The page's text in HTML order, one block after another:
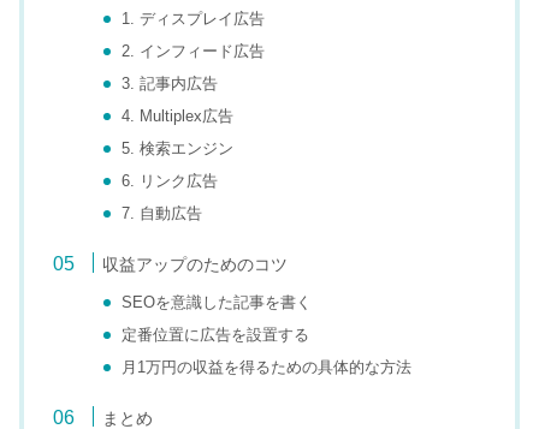
1. ディスプレイ広告
2. インフィード広告
3. 記事内広告
4. Multiplex広告
5. 検索エンジン
6. リンク広告
7. 自動広告
収益アップのためのコツ
SEOを意識した記事を書く
定番位置に広告を設置する
月1万円の収益を得るための具体的な方法
まとめ